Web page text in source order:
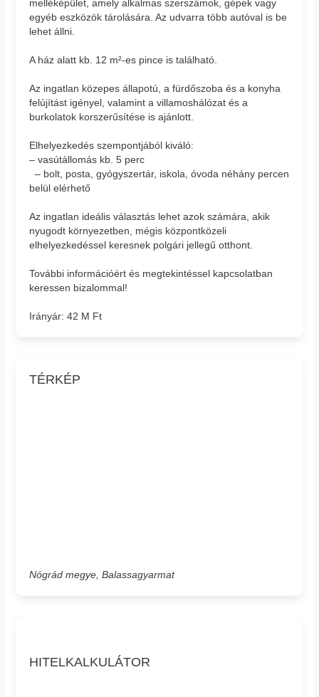
melléképület, amely alkalmas szerszámok, gépek vagy
egyéb eszközök tárolására. Az udvarra több autóval is be
lehet állni.
A ház alatt kb. 12 m²-es pince is található.
Az ingatlan közepes állapotú, a fürdőszoba és a konyha
felújítást igényel, valamint a villamoshálózat és a
burkolatok korszerűsítése is ajánlott.
Elhelyezkedés szempontjából kiváló:
– vasútállomás kb. 5 perc
– bolt, posta, gyógyszertár, iskola, óvoda néhány percen
belül elérhető
Az ingatlan ideális választás lehet azok számára, akik
nyugodt környezetben, mégis központközeli
elhelyezkedéssel keresnek polgári jellegű otthont.
További információért és megtekintéssel kapcsolatban
keressen bizalommal!
Irányár: 42 M Ft
TÉRKÉP
Nógrád megye, Balassagyarmat
HITELKALKULÁTOR